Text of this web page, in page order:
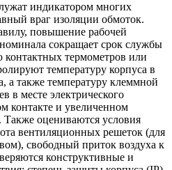
индикатором многих
враг изоляции обмоток.
повышение рабочей
сокращает срок службы
термометров или
температуру корпуса в
а также температуру клеммной
в месте электрического
контакте и увеличенном
оцениваются условия
вентиляционных решеток (для
свободный приток воздуха к
конструктивные и